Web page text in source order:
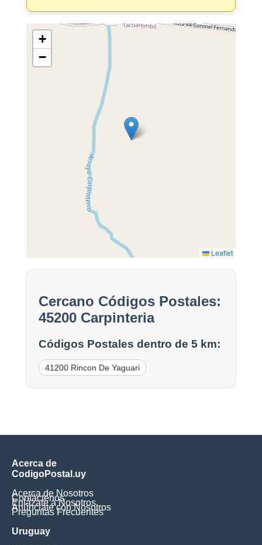
+
−
Leaflet
Cercano Códigos Postales:
45200 Carpinteria
Códigos Postales dentro de 5 km:
41200 Rincon De Yaguari
Acerca de
CodigoPostal.uy
Acerca de Nosotros
Contáctenos
Enlázate a Nosotros
Anúnciate con Nosotros
Preguntas Frecuentes
Uruguay